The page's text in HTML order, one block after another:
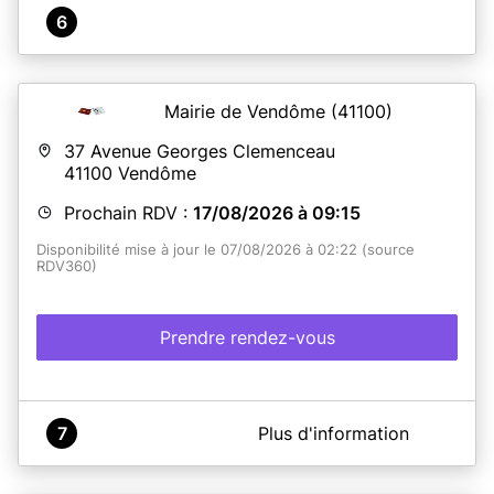
6
Mairie de Vendôme (41100)
37 Avenue Georges Clemenceau
41100 Vendôme
Prochain RDV : 17/08/2026 à 09:15
Disponibilité mise à jour le 07/08/2026 à 02:22 (source
RDV360)
Prendre rendez-vous
A propos de Mairie de Vendôme - Guichet unique
7 Plus d'information